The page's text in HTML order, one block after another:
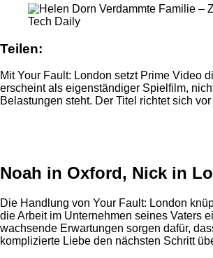
Anzeige
Tech Daily
Teilen:
Mit Your Fault: London setzt Prime Video
erscheint als eigenständiger Spielfilm,
Belastungen steht. Der Titel richtet sich
Noah in Oxford, Nick in
Die Handlung von Your Fault: London
die Arbeit im Unternehmen seines Vaters
wachsende Erwartungen sorgen dafür,
komplizierte Liebe den nächsten Schritt